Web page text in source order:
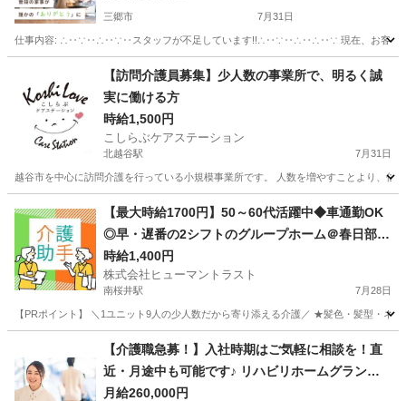
三郷市 7月31日
仕事内容: ∴‥∵‥∴‥∵‥スタッフが不足しています!!∴‥∵‥∴‥∴‥∵ 現在、お客様から多
ホームヘルパー スタッフ
【訪問介護員募集】少人数の事業所で、明るく誠
実に働ける方
時給1,500円
こしらぶケアステーション
北越谷駅 7月31日
越谷市を中心に訪問介護を行っている小規模事業所です。 人数を増やすことより、
北越谷駅 訪問介護
【最大時給1700円】50～60代活躍中◆車通勤OK
◎早・遅番の2シフトのグループホーム＠春日部(E
S1W-3334_1)
時給1,400円
株式会社ヒューマントラスト
南桜井駅 7月28日
【PRポイント】 ＼1ユニット9人の少人数だから寄り添える介護／ ★髪色・髪型・
南桜井駅 介護
【介護職急募！】入社時期はご気軽に相談を！直
近・月途中も可能です♪ リハビリホームグランダ
南浦和 【介】正社員(夜勤あり) 老人介護施設スタ
月給260,000円